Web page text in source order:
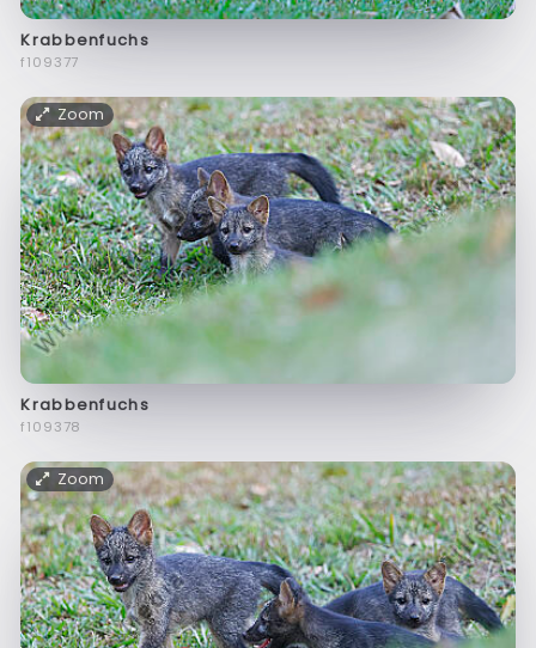
Krabbenfuchs
f109377
Zoom
Krabbenfuchs
f109378
Zoom